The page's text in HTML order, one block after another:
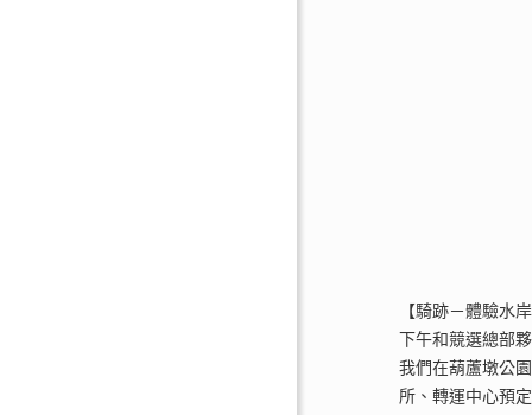
【騎跡－體驗水
下午和競選總部
我們在葫蘆墩公
所、轉運中心預